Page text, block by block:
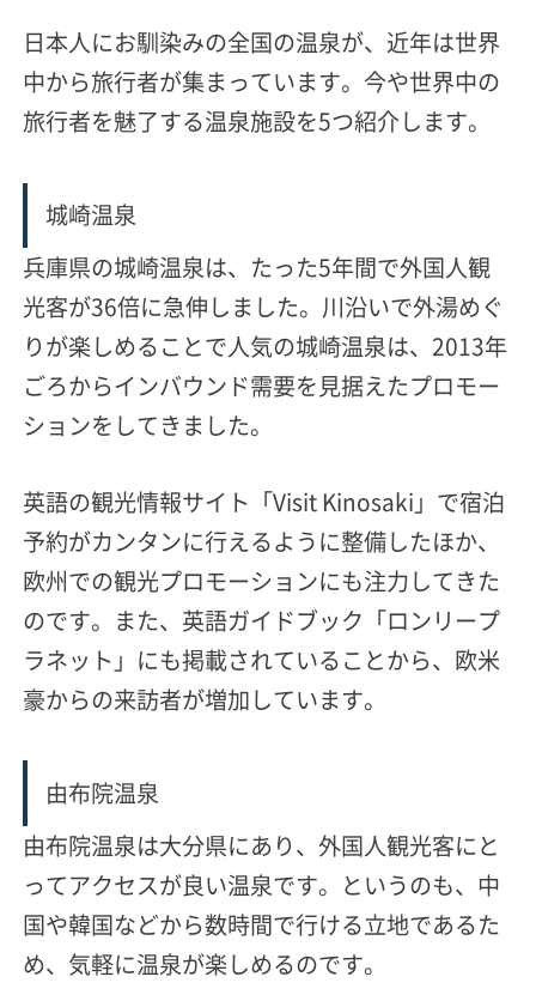
日本人にお馴染みの全国の温泉が、近年は世界
中から旅行者が集まっています。今や世界中の
旅行者を魅了する温泉施設を5つ紹介します。
城崎温泉
兵庫県の城崎温泉は、たった5年間で外国人観
光客が36倍に急伸しました。川沿いで外湯めぐ
りが楽しめることで人気の城崎温泉は、 2013年
ごろからインバウンド需要を見据えたプロモー
ションをしてきました。
英語の観光情報サイト「Visit Kinosaki」で宿泊
予約がカンタンに行えるように整備したほか、
欧州での観光プロモーションにも注力してきた
のです。
また、英語ガイドブック「ロンリープ
ラネット」にも掲載されていることから、欧米
豪からの来訪者が増加しています。
由布院温泉
由布院温泉は大分県にあり、外国人観光客にと
ってアクセスが良い温泉です。というのも、中
国や韓国などから数時間で行ける立地であるた
め、気軽に温泉が楽しめるのです。